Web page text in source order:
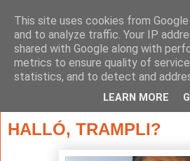
HALLÓ, TRAMPLI?
This site uses cookies from
and to analyze traffic. Your IP
shared with Google along with
metrics to ensure quality of
statistics, and to detect and
LEARN MORE